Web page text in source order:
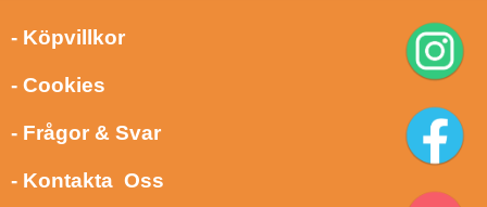
- Köpvillkor
- Cookies
- Frågor & Svar
- Kontakta Oss